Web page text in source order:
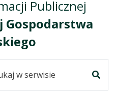
Publicznej
Gospodarstwa